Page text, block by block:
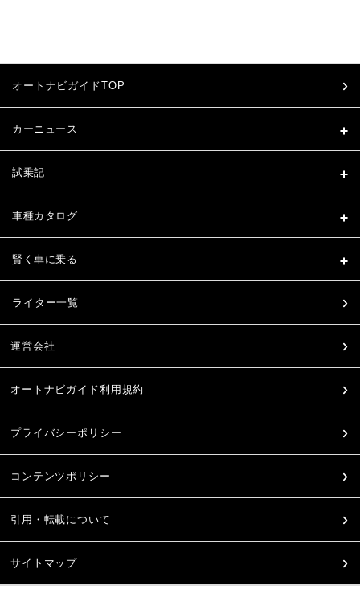
オートナビガイドTOP
カーニュース
試乗記
車種カタログ
賢く車に乗る
ライター一覧
運営会社
オートナビガイド利用規約
プライバシーポリシー
コンテンツポリシー
引用・転載について
サイトマップ